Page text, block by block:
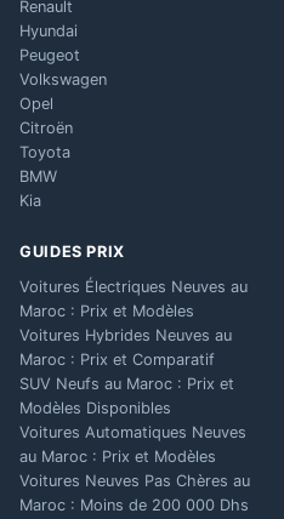
Renault
Hyundai
Peugeot
Volkswagen
Opel
Citroën
Toyota
BMW
Kia
GUIDES PRIX
Voitures Électriques Neuves au
Maroc : Prix et Modèles
Voitures Hybrides Neuves au
Maroc : Prix et Comparatif
SUV Neufs au Maroc : Prix et
Modèles Disponibles
Voitures Automatiques Neuves
au Maroc : Prix et Modèles
Voitures Neuves Pas Chères au
Maroc : Moins de 200 000 Dhs